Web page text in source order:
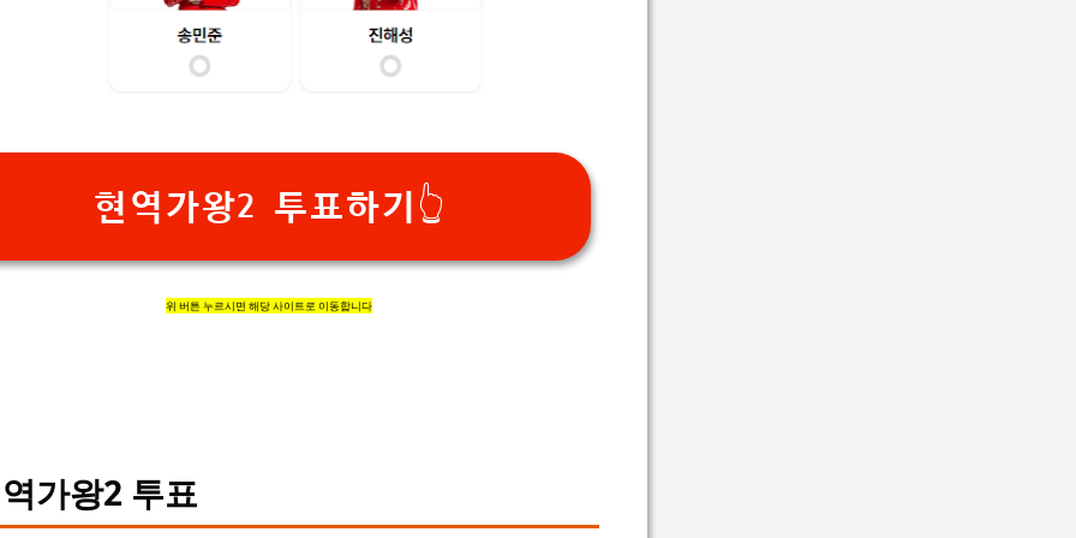
현역가왕2 투표하기👆
위 버튼 누르시면 해당 사이트로 이동합니다
가왕2 투표